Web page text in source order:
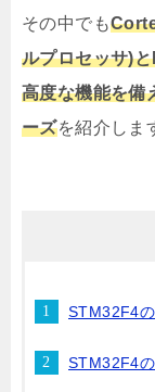
その中でも
ルプロセッサ)
高度な機能を備
ーズを紹介しま
STM32F4
STM32F4